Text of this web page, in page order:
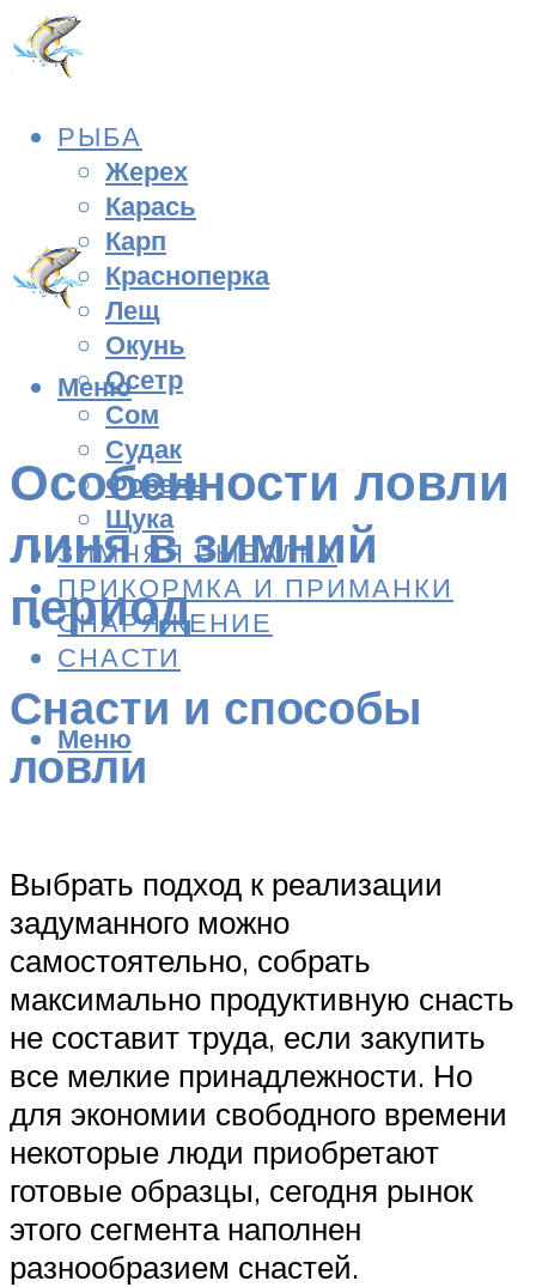
РЫБА
Жерех
Карась
Карп
Красноперка
Лещ
Окунь
Осетр
Сом
Судак
Форель
Щука
ЗИМНЯЯ РЫБАЛКА
ПРИКОРМКА И ПРИМАНКИ
СНАРЯЖЕНИЕ
СНАСТИ
Меню
Меню
Особенности ловли
линя в зимний
период
Снасти и способы
ловли
Выбрать подход к реализации
задуманного можно
самостоятельно, собрать
максимально продуктивную снасть
не составит труда, если закупить
все мелкие принадлежности. Но
для экономии свободного времени
некоторые люди приобретают
готовые образцы, сегодня рынок
этого сегмента наполнен
разнообразием снастей.